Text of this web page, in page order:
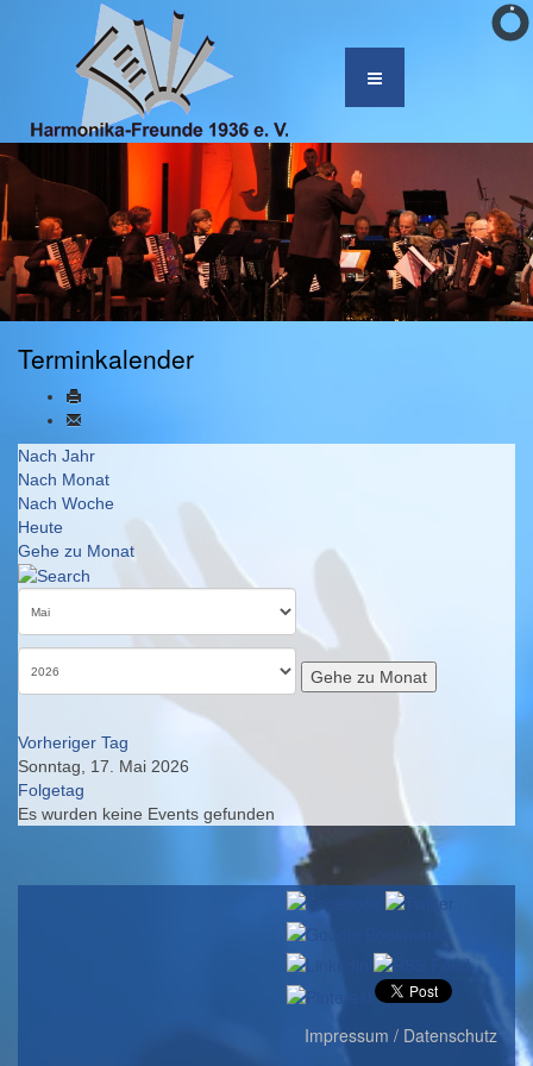
Terminkalender
Nach Jahr
Nach Monat
Nach Woche
Heute
Gehe zu Monat
Gehe zu Monat
Vorheriger Tag
Sonntag, 17. Mai 2026
Folgetag
Es wurden keine Events gefunden
Impressum / Datenschutz